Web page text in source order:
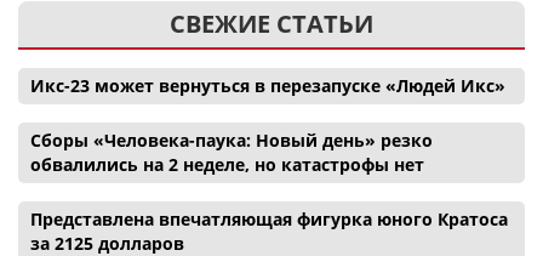
СВЕЖИЕ СТАТЬИ
Икс-23 может вернуться в перезапуске «Людей Икс»
Сборы «Человека-паука: Новый день» резко
обвалились на 2 неделе, но катастрофы нет
Представлена впечатляющая фигурка юного Кратоса
за 2125 долларов